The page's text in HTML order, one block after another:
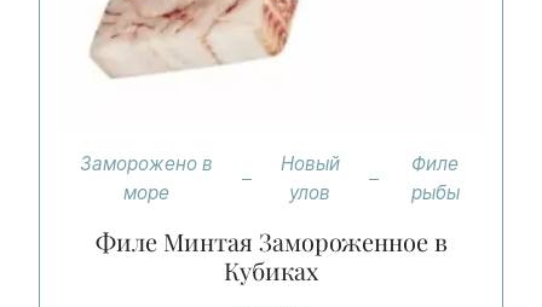
Заморожено в
море
Новый
улов
Филе
рыбы
Филе Минтая Замороженное в
Кубиках